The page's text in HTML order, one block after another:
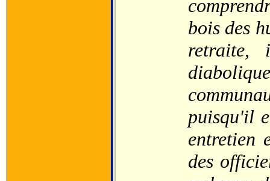
bois des
retraite,
puisqu'il
entretien
des